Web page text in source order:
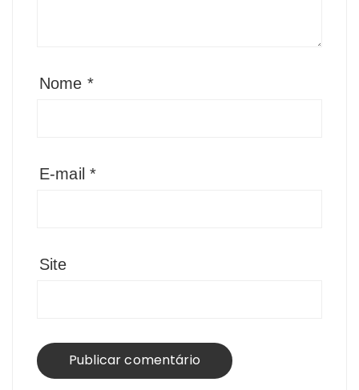
Nome *
E-mail*
Site